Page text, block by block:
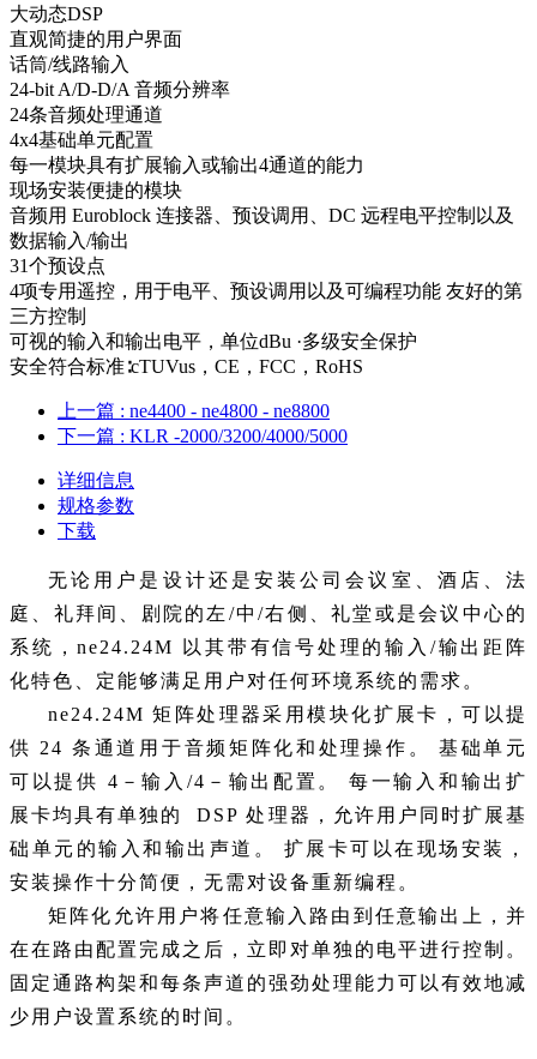
大动态DSP
直观简捷的用户界面
话筒/线路输入
24-bit A/D-D/A 音频分辨率
24条音频处理通道
4x4基础单元配置
每一模块具有扩展输入或输出4通道的能力
现场安装便捷的模块
音频用 Euroblock 连接器、预设调用、DC 远程电平控制以及
数据输入/输出
31个预设点
4项专用遥控，用于电平、预设调用以及可编程功能 友好的第
三方控制
可视的输入和输出电平，单位dBu ·多级安全保护
安全符合标准∶cTUVus，CE，FCC，RoHS
上一篇 : ne4400 - ne4800 - ne8800
下一篇 : KLR -2000/3200/4000/5000
详细信息
规格参数
下载
无论用户是设计还是安装公司会议室、酒店、法
庭、礼拜间、剧院的左/中/右侧、礼堂或是会议中心的
系统，ne24.24M 以其带有信号处理的输入/输出距阵
化特色、定能够满足用户对任何环境系统的需求。
ne24.24M 矩阵处理器采用模块化扩展卡，可以提
供 24 条通道用于音频矩阵化和处理操作。 基础单元
可以提供 4－输入/4－输出配置。 每一输入和输出扩
展卡均具有单独的 DSP 处理器，允许用户同时扩展基
础单元的输入和输出声道。 扩展卡可以在现场安装，
安装操作十分简便，无需对设备重新编程。
矩阵化允许用户将任意输入路由到任意输出上，并
在在路由配置完成之后，立即对单独的电平进行控制。
固定通路构架和每条声道的强劲处理能力可以有效地减
少用户设置系统的时间。